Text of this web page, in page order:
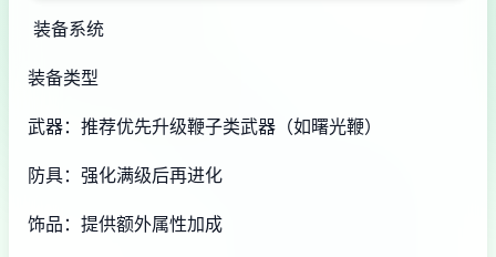
装备系统
装备类型
武器：推荐优先升级鞭子类武器（如曙光鞭）
防具：强化满级后再进化
饰品：提供额外属性加成